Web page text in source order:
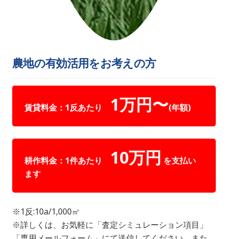
農地の有効活用をお考えの方
賃貸料金：1反あたり 1万円〜(年額)
耕作料金：1件あたり 10万円 を支払い
ます
※1反:10a/1,000㎡
※詳しくは、お気軽に「査定シミュレーション項目」